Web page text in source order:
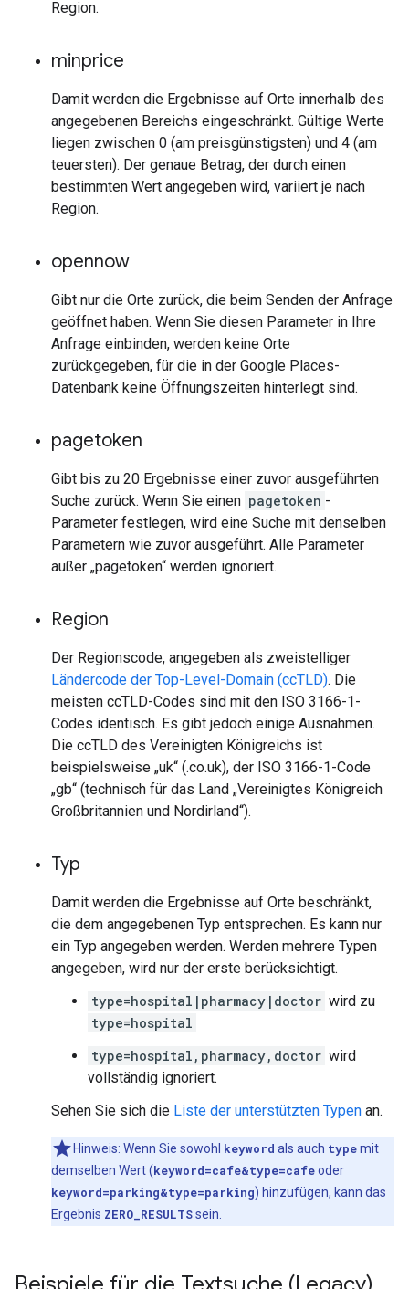
Region.
minprice
Damit werden die Ergebnisse auf Orte innerhalb des
angegebenen Bereichs eingeschränkt. Gültige Werte
liegen zwischen 0 (am preisgünstigsten) und 4 (am
teuersten). Der genaue Betrag, der durch einen
bestimmten Wert angegeben wird, variiert je nach
Region.
opennow
Gibt nur die Orte zurück, die beim Senden der Anfrage
geöffnet haben. Wenn Sie diesen Parameter in Ihre
Anfrage einbinden, werden keine Orte
zurückgegeben, für die in der Google Places-
Datenbank keine Öffnungszeiten hinterlegt sind.
pagetoken
Gibt bis zu 20 Ergebnisse einer zuvor ausgeführten
Suche zurück. Wenn Sie einen pagetoken -
Parameter festlegen, wird eine Suche mit denselben
Parametern wie zuvor ausgeführt. Alle Parameter
außer „pagetoken“ werden ignoriert.
Region
Der Regionscode, angegeben als zweistelliger
Ländercode der Top-Level-Domain (ccTLD). Die
meisten ccTLD-Codes sind mit den ISO 3166-1-
Codes identisch. Es gibt jedoch einige Ausnahmen.
Die ccTLD des Vereinigten Königreichs ist
beispielsweise „uk“ (.co.uk), der ISO 3166-1-Code
„gb“ (technisch für das Land „Vereinigtes Königreich
Großbritannien und Nordirland“).
Typ
Damit werden die Ergebnisse auf Orte beschränkt,
die dem angegebenen Typ entsprechen. Es kann nur
ein Typ angegeben werden. Werden mehrere Typen
angegeben, wird nur der erste berücksichtigt.
type=hospital|pharmacy|doctor wird zu
type=hospital
type=hospital,pharmacy,doctor wird
vollständig ignoriert.
Sehen Sie sich die Liste der unterstützten Typen an.
Hinweis: Wenn Sie sowohl keyword als auch typemit
demselben Wert (keyword=cafe&type=cafeoder
keyword=parking&type=parking) hinzufügen, kann das
Ergebnis ZERO_RESULTSsein.